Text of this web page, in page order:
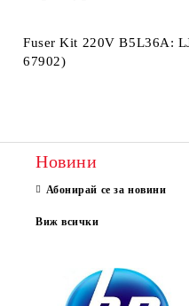
Fuser Kit 220V B5L36A:
67902)
Новини
Абонирай се за новини
Виж всички